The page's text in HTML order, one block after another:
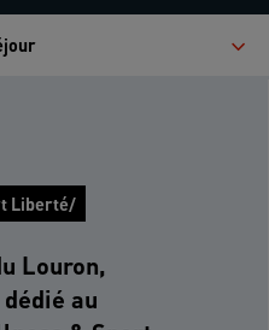
Liberté/
Louron,
au